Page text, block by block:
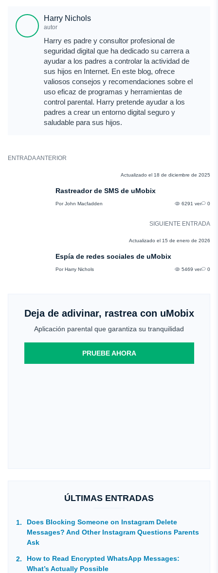
Harry Nichols
autor
Harry es padre y consultor profesional de
seguridad digital que ha dedicado su carrera a
ayudar a los padres a controlar la actividad de
sus hijos en Internet. En este blog, ofrece
valiosos consejos y recomendaciones sobre el
uso eficaz de programas y herramientas de
control parental. Harry pretende ayudar a los
padres a crear un entorno digital seguro y
saludable para sus hijos.
ENTRADA ANTERIOR
Actualizado el 18 de diciembre de 2025
Rastreador de SMS de uMobix
Por John Macfadden 6291 ver 0
SIGUIENTE ENTRADA
Actualizado el 15 de enero de 2026
Espía de redes sociales de uMobix
Por Harry Nichols 5469 ver 0
Deja de adivinar, rastrea con uMobix
Aplicación parental que garantiza su tranquilidad
PRUEBE AHORA
ÚLTIMAS ENTRADAS
Does Blocking Someone on Instagram Delete
Messages? And Other Instagram Questions Parents
Ask
How to Read Encrypted WhatsApp Messages:
What’s Actually Possible